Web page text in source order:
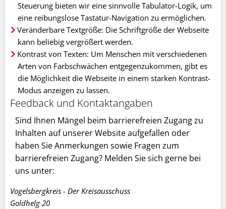
Steuerung bieten wir eine sinnvolle Tabulator-Logik, um
eine reibungslose Tastatur-Navigation zu ermöglichen.
Veränderbare Textgröße: Die Schriftgröße der Webseite
kann beliebig vergrößert werden.
Kontrast von Texten: Um Menschen mit verschiedenen
Arten von Farbschwächen entgegenzukommen, gibt es
die Möglichkeit die Webseite in einem starken Kontrast-
Modus anzeigen zu lassen.
Feedback und Kontaktangaben
Sind Ihnen Mängel beim barrierefreien Zugang zu
Inhalten auf unserer Website aufgefallen oder
haben Sie Anmerkungen sowie Fragen zum
barrierefreien Zugang? Melden Sie sich gerne bei
uns unter:
Vogelsbergkreis - Der Kreisausschuss
Goldhelg 20